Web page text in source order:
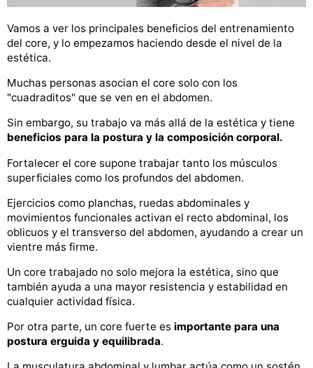
Vamos a ver los principales beneficios del entrenamiento
del core, y lo empezamos haciendo desde el nivel de la
estética.
Muchas personas asocian el core solo con los
"cuadraditos" que se ven en el abdomen.
Sin embargo, su trabajo va más allá de la estética y tiene
beneficios para la postura y la composición corporal.
Fortalecer el core supone trabajar tanto los músculos
superficiales como los profundos del abdomen.
Ejercicios como planchas, ruedas abdominales y
movimientos funcionales activan el recto abdominal, los
oblicuos y el transverso del abdomen, ayudando a crear un
vientre más firme.
Un core trabajado no solo mejora la estética, sino que
también ayuda a una mayor resistencia y estabilidad en
cualquier actividad física.
Por otra parte, un core fuerte es importante para una
postura erguida y equilibrada.